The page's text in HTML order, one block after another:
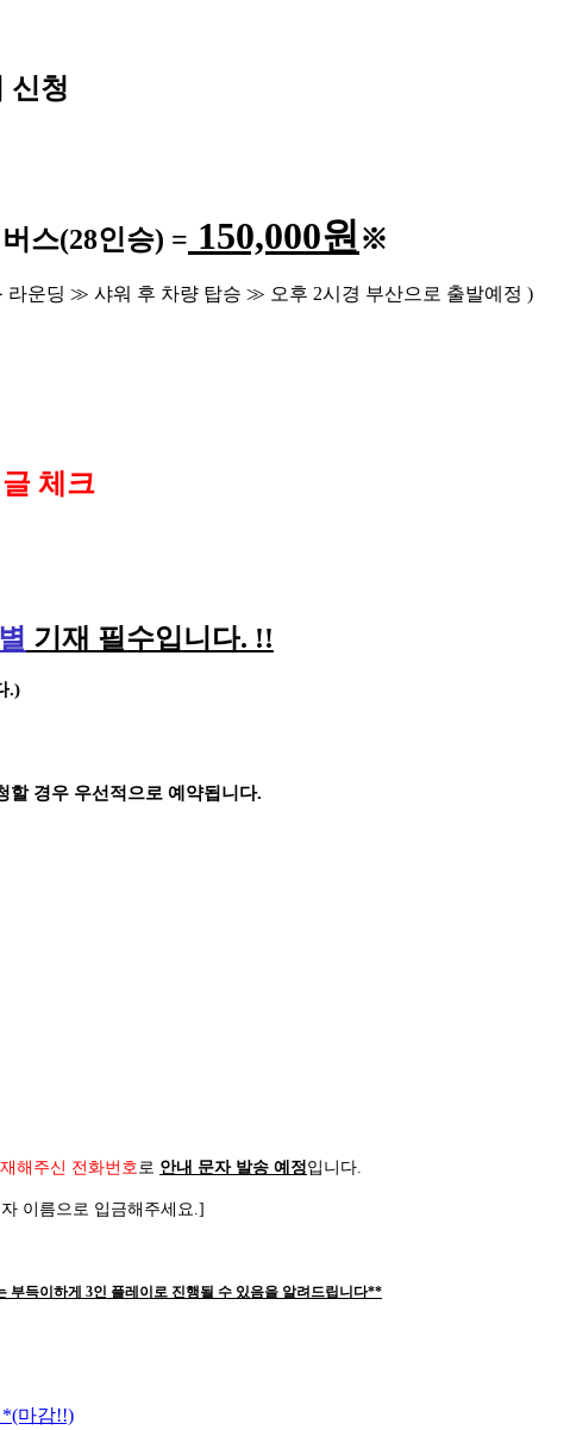
신청
스(28인승) = 150,000원 ※
라운딩 ≫ 샤워 후 차량 탑승 ≫ 오후 2시경 부산으로 출발예정 )
체크
기재 필수입니다. !!
.)
할 경우 우선적으로 예약됩니다.
해주신 전화번호로 안내 문자 발송 예정입니다.
이름으로 입금해주세요.]
득이하게 3인 플레이로 진행될 수 있음을 알려드립니다**
*(마감!!)